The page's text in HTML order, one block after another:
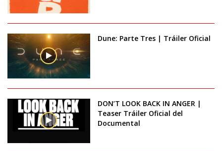
Dune: Parte Tres | Tráiler Oficial
DON’T LOOK BACK IN ANGER |
Teaser Tráiler Oficial del
Documental